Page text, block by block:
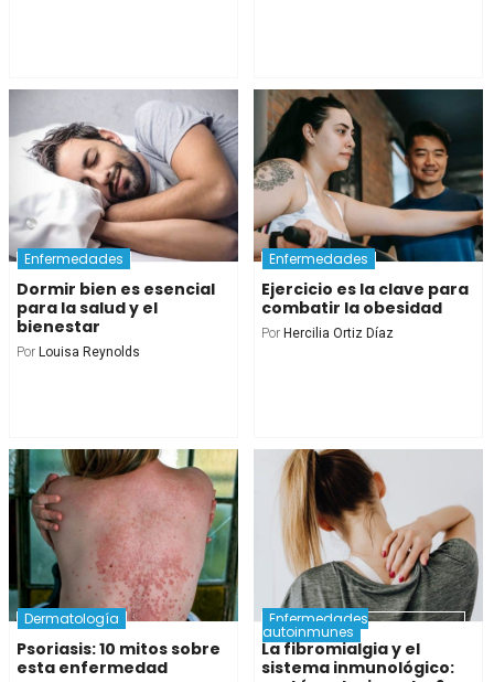
Enfermedades
Dormir bien es esencial
para la salud y el
bienestar
Por Louisa Reynolds
Enfermedades
Ejercicio es la clave para
combatir la obesidad
Por Hercilia Ortiz Díaz
Dermatología
Psoriasis: 10 mitos sobre
esta enfermedad
Enfermedades
autoinmunes
La fibromialgia y el
sistema inmunológico: